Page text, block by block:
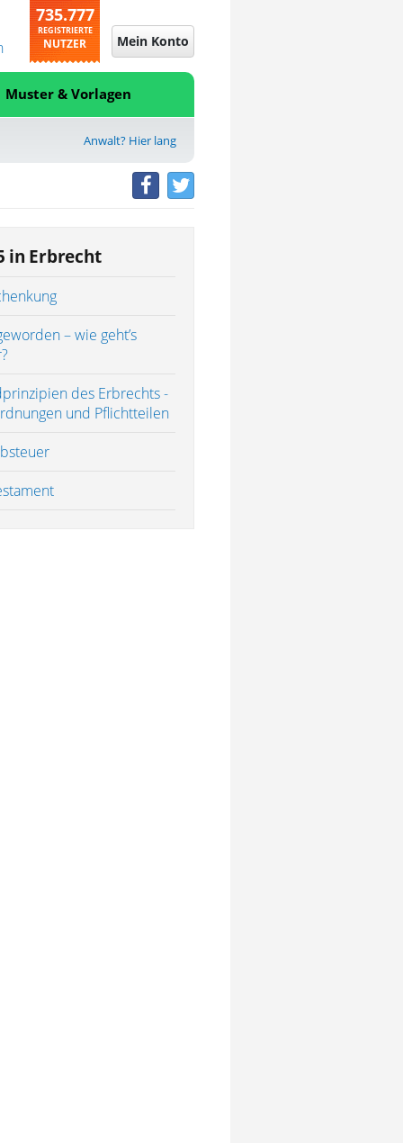
735.777
REGISTRIERTE
NUTZER Mein Konto
Muster & Vorlagen
Anwalt? Hier lang
in Erbrecht
– wie geht’s
des Erbrechts -
und Pflichtteilen